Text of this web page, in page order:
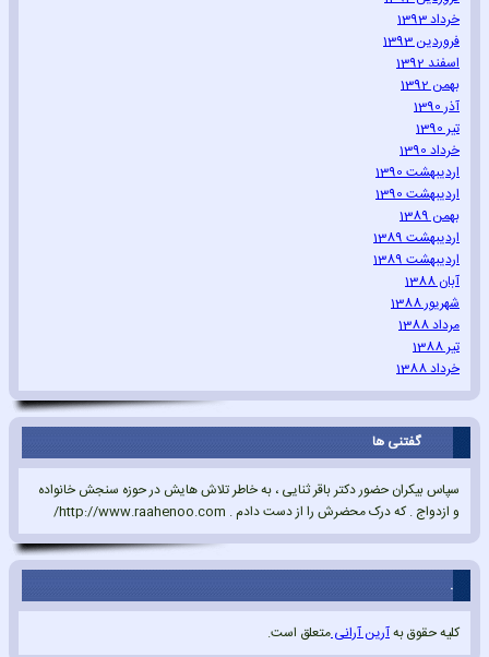
خرداد 1393
فروردین 1393
اسفند 1392
بهمن 1392
آذر 1390
تیر 1390
خرداد 1390
اردیبهشت 1390
اردیبهشت 1390
بهمن 1389
اردیبهشت 1389
اردیبهشت 1389
آبان 1388
شهریور 1388
مرداد 1388
تیر 1388
خرداد 1388
گفتنی ها
سپاس بیکران حضور دکتر باقر ثنایی ، به خاطر تلاش هایش در حوزه سنجش خانواده
و ازدواج . که درک محضرش را از دست دادم . http://www.raahenoo.com/
.
کلیه حقوق بهآرین آرانیمتعلق است.